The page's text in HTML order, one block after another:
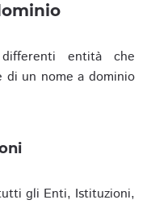
entità che
di un nome a dominio
gli Enti, Istituzioni,